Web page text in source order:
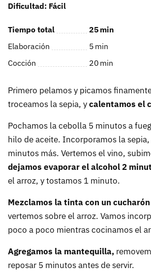
Dificultad: Fácil
Tiempo total 25 min
Elaboración
5 min
Cocción
20 min
Primero pelamos y picamos
troceamos la sepia, ycalentamos el
Pochamos la cebolla 5 minutos a
hilo de aceite. Incorporamos la
minutos más. Vertemos el vino,
dejamos evaporar el alcohol 2
el arroz, y tostamos 1 minuto.
Mezclamos la tinta con un
vertemos sobre el arroz. Vamos
poco a poco mientras cocinamos el
Agregamos la mantequilla,
reposar 5 minutos antes de servir.